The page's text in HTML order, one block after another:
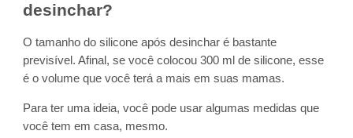
desinchar?
O tamanho do silicone após desinchar é bastante
previsível. Afinal, se você colocou 300 ml de silicone, esse
é o volume que você terá a mais em suas mamas.
Para ter uma ideia, você pode usar algumas medidas que
você tem em casa, mesmo.